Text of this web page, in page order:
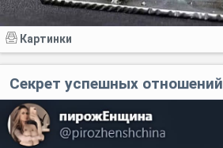
Картинки
Секрет успешных отношений